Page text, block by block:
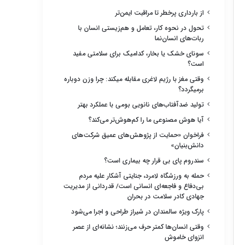
از بارداری پرخطر تا مراقبت ایمن‌تر
تحول در نحوه کار، تعامل و هم‌زیستی انسان با
ربات‌های انسان‌نما
سونای خشک یا بخار، کدامیک برای سلامتی مفید
است؟
وقتی مغز با رژیم لاغری مقابله میکند: چرا وزن دوباره
برمیگردد؟
تولید ضدآفتاب‌های نانویی بومی با عملکرد بهتر
آیا هوش مصنوعی ما را کم‌هوش‌تر می‌کند؟
فراخوان «حمایت از پژوهش‌های عمیق شرکت‌های
دانش‌بنیان»
سندروم پای بی قرار چه بیماری است؟
حمله به ورزشگاه لامرد، جنایتی آشکار علیه مردم
بی‌دفاع و فاجعه‌ای انسانی است/ قدردانی از مدیریت
جهادی کادر سلامت در بحران
پارک ویژه سالمندان در شیراز طراحی و اجرا می‌شود
وقتی انسان‌ها کمتر حرف می‌زنند؛ نشانه‌ای از عصر
انزوای خاموش